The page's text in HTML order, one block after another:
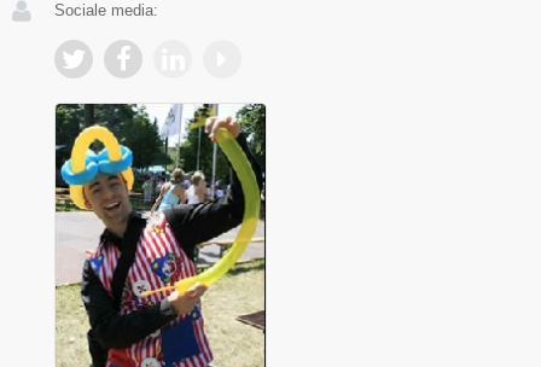
Sociale media: